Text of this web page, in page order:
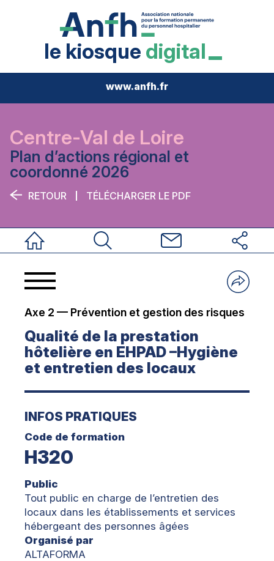
le kiosque digital
www.anfh.fr
Accueil Rechercher Nous contacter Réseaux
Centre-Val de Loire
Plan d’actions régional et
coordonné 2026
RETOUR TÉLÉCHARGER LE PDF
Axe 2 — Prévention et gestion des risques
Qualité de la prestation
hôtelière en EHPAD –Hygiène
et entretien des locaux
INFOS PRATIQUES
Code de formation
H320
Public
Tout public en charge de l’entretien des
locaux dans les établissements et services
hébergeant des personnes âgées
Organisé par
ALTAFORMA